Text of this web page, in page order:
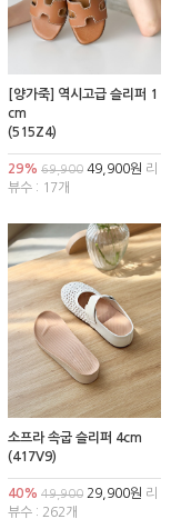
[양가죽] 역시고급 슬리퍼 1
cm
(515Z4)
29% 69,900 49,900원 리
뷰수 : 17개
소프라 속굽 슬리퍼 4cm
(417V9)
40% 49,900 29,900원 리
뷰수 : 262개